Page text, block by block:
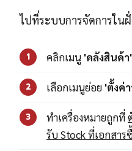
ไปที่ระบบการจัดการในฝั่
1 คลิกเมนู 'คลังสินค้า'
2 เลือกเมนูย่อย 'ตั้งค่
3 ทำเครื่องหมายถูกที่
รับ Stock ที่เอกสาร